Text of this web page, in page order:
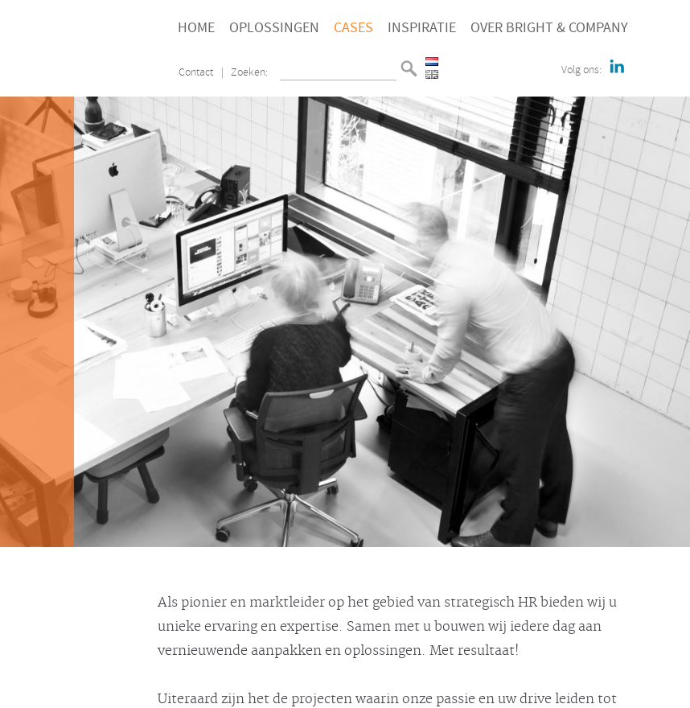
HOME OPLOSSINGEN CASES INSPIRATIE OVER BRIGHT & COMPANY
Contact | Zoeken: Volg ons:
Als pionier en marktleider op het gebied van strategisch HR bieden wij u
unieke ervaring en expertise. Samen met u bouwen wij iedere dag aan
vernieuwende aanpakken en oplossingen. Met resultaat!
Uiteraard zijn het de projecten waarin onze passie en uw drive leiden tot